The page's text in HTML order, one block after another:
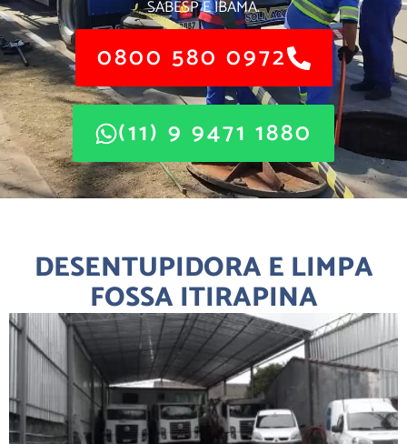
SABESP E IBAMA.
0800 580 0972
(11) 9 9471 1880
DESENTUPIDORA E LIMPA
FOSSA ITIRAPINA